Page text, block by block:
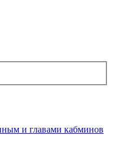
и главами кабминов